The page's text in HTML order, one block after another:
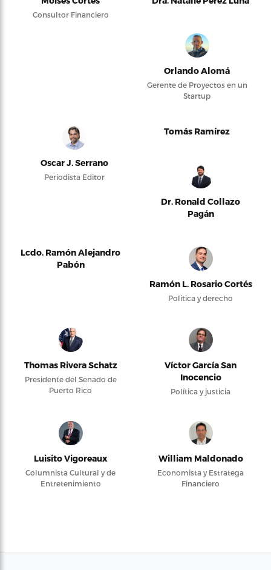
Consultor Financiero
Orlando Alomá
Gerente de Proyectos en un
Startup
Oscar J. Serrano
Periodista Editor
Tomás Ramírez
Dr. Ronald Collazo
Pagán
Lcdo. Ramón Alejandro
Pabón
Ramón L. Rosario Cortés
Política y derecho
Thomas Rivera Schatz
Presidente del Senado de
Puerto Rico
Víctor García San
Inocencio
Política y justicia
Luisito Vigoreaux
Columnista Cultural y de
Entretenimiento
William Maldonado
Economista y Estratega
Financiero